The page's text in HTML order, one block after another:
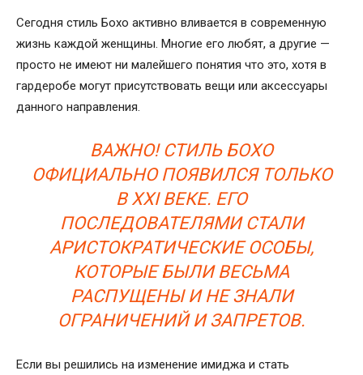
Сегодня стиль Бохо активно вливается в современную
жизнь каждой женщины. Многие его любят, а другие —
просто не имеют ни малейшего понятия что это, хотя в
гардеробе могут присутствовать вещи или аксессуары
данного направления.
ВАЖНО! СТИЛЬ БОХО
ОФИЦИАЛЬНО ПОЯВИЛСЯ ТОЛЬКО
В ХХІ ВЕКЕ. ЕГО
ПОСЛЕДОВАТЕЛЯМИ СТАЛИ
АРИСТОКРАТИЧЕСКИЕ ОСОБЫ,
КОТОРЫЕ БЫЛИ ВЕСЬМА
РАСПУЩЕНЫ И НЕ ЗНАЛИ
ОГРАНИЧЕНИЙ И ЗАПРЕТОВ.
Если вы решились на изменение имиджа и стать